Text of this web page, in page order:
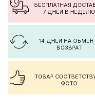
БЕСПЛАТНАЯ
7 ДНЕЙ В НЕДЕЛЮ
14 ДНЕЙ НА ОБМЕН
ВОЗВРАТ
ТОВАР
ФОТО